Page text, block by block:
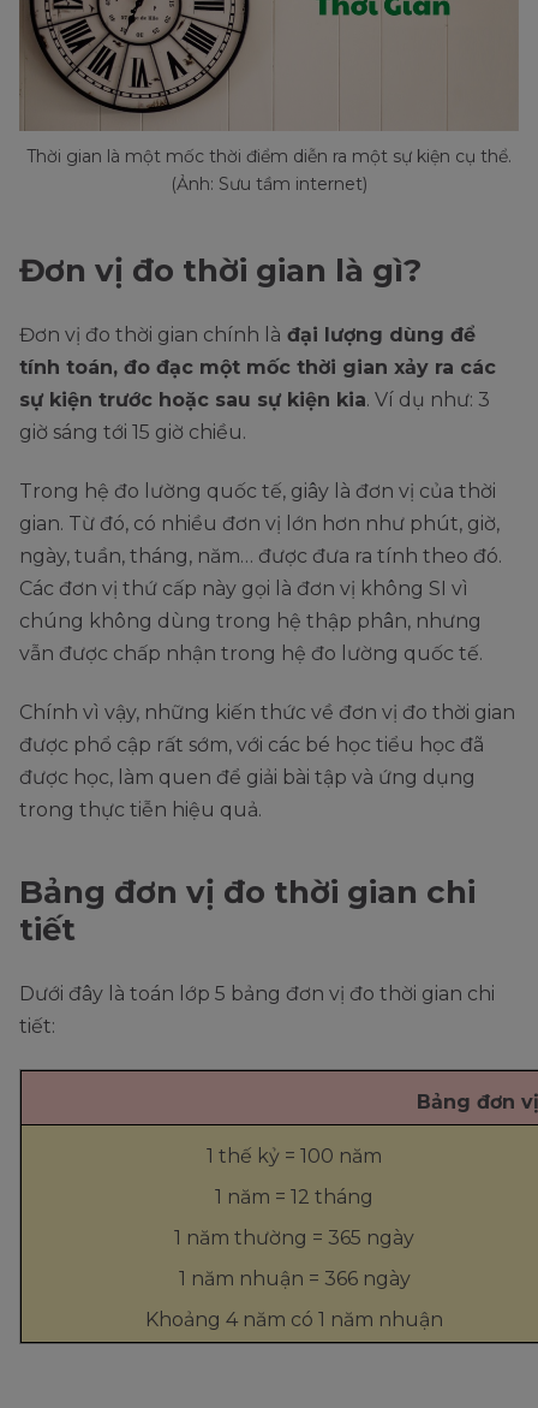
Thời gian là một mốc thời điểm diễn ra một sự kiện cụ thể.
(Ảnh: Sưu tầm internet)
Đơn vị đo thời gian là gì?
Đơn vị đo thời gian chính là đại lượng dùng để
tính toán, đo đạc một mốc thời gian xảy ra các
sự kiện trước hoặc sau sự kiện kia. Ví dụ như: 3
giờ sáng tới 15 giờ chiều.
Trong hệ đo lường quốc tế, giây là đơn vị của thời
gian. Từ đó, có nhiều đơn vị lớn hơn như phút, giờ,
ngày, tuần, tháng, năm… được đưa ra tính theo đó.
Các đơn vị thứ cấp này gọi là đơn vị không SI vì
chúng không dùng trong hệ thập phân, nhưng
vẫn được chấp nhận trong hệ đo lường quốc tế.
Chính vì vậy, những kiến thức về đơn vị đo thời gian
được phổ cập rất sớm, với các bé học tiểu học đã
được học, làm quen để giải bài tập và ứng dụng
trong thực tiễn hiệu quả.
Bảng đơn vị đo thời gian chi
tiết
Dưới đây là toán lớp 5 bảng đơn vị đo thời gian chi
tiết:
Bảng đơn
1 thế kỷ = 100 năm
1 năm = 12 tháng
1 năm thường = 365 ngày
1 năm nhuận = 366 ngày
Khoảng 4 năm có 1 năm nhuận